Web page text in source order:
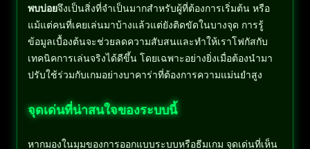
พบบ่อยจึงเป็นสิ่งที่จำเป็นมากสำหรับผู้ที่ต้องการเริ่มต้น หรือ
แม้แต่คนที่เคยเล่นมาบ้างแล้วแต่ยังติดขัดในบางจุด การรู้
ข้อมูลเบื้องต้นจะช่วยลดความสับสนและทำให้เราโฟกัสกับ
เทคนิคการเล่นจริงได้ดีขึ้น โดยเฉพาะอย่างยิ่งเมื่อต้องนำมา
ปรับใช้ร่วมกับเกมอย่างบาคาร่าที่ต้องการความแม่นยำสูง
จุดเด่นที่น่าสนใจของระบบนี้
หากมองในมุมของการออกแบบระบบหรือธีมเกม จุดเด่นที่เห็น